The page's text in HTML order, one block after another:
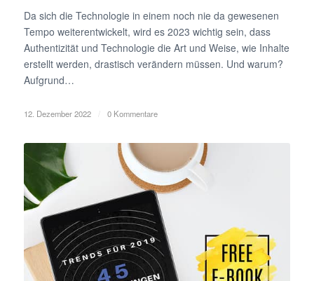
Da sich die Technologie in einem noch nie da gewesenen
Tempo weiterentwickelt, wird es 2023 wichtig sein, dass
Authentizität und Technologie die Art und Weise, wie Inhalte
erstellt werden, drastisch verändern müssen. Und warum?
Aufgrund…
12. Dezember 2022 0 Kommentare